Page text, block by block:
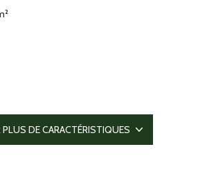
PLUS DE CARACTÉRISTIQUES